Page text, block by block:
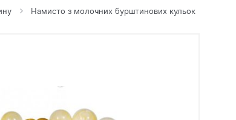
Намисто з молочних бурштинових кульок